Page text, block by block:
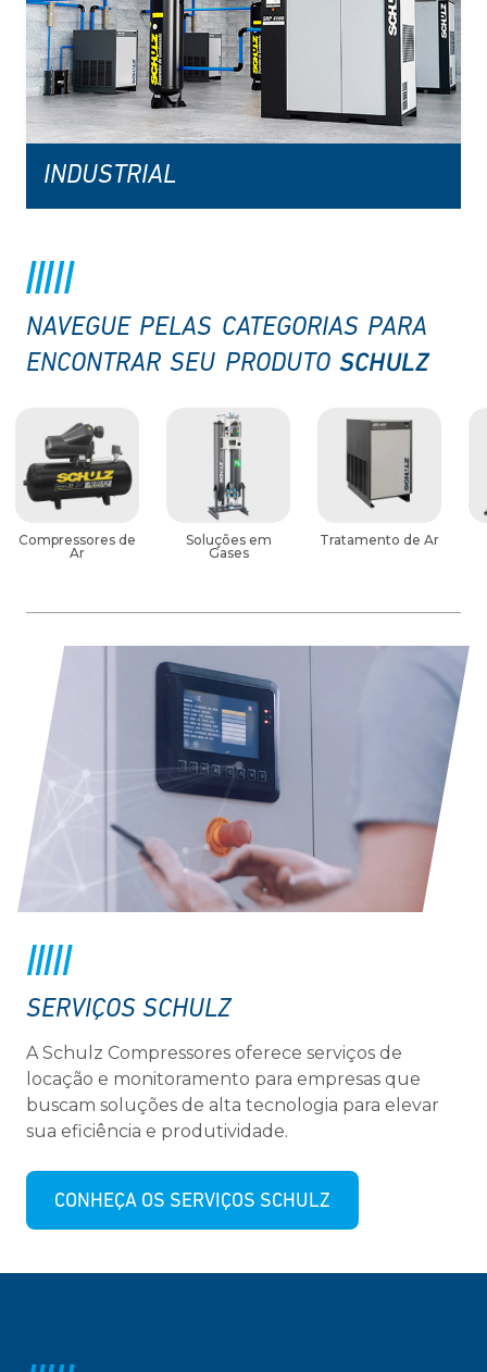
INDUSTRIAL
NAVEGUE PELAS CATEGORIAS PARA
ENCONTRAR SEU PRODUTOSCHULZ
Compressores de
Ar
Soluções em
Gases
Tratamento de Ar
SERVIÇOS SCHULZ
A Schulz Compressores oferece serviços de
locação e monitoramento para empresas que
buscam soluções de alta tecnologia para elevar
sua eficiência e produtividade.
CONHEÇA OS SERVIÇOS SCHULZ